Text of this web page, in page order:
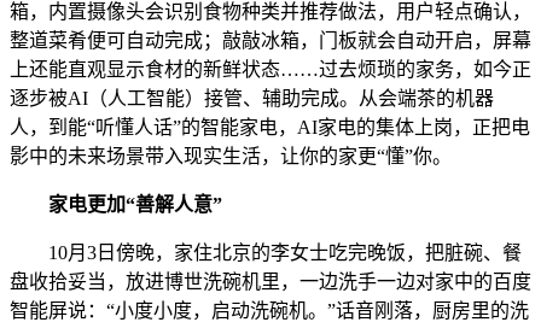
箱，内置摄像头会识别食物种类并推荐做法，用户轻点确认，
整道菜肴便可自动完成；敲敲冰箱，门板就会自动开启，屏幕
上还能直观显示食材的新鲜状态……过去烦琐的家务，如今正
逐步被AI（人工智能）接管、辅助完成。从会端茶的机器
人，到能“听懂人话”的智能家电，AI家电的集体上岗，正把电
影中的未来场景带入现实生活，让你的家更“懂”你。
家电更加“善解人意”
10月3日傍晚，家住北京的李女士吃完晚饭，把脏碗、餐
盘收拾妥当，放进博世洗碗机里，一边洗手一边对家中的百度
智能屏说：“小度小度，启动洗碗机。”话音刚落，厨房里的洗